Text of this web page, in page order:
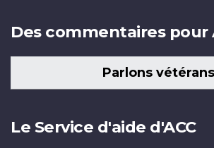
Des commentaires pour
Parlons vétérans
Le Service d'aide d'ACC